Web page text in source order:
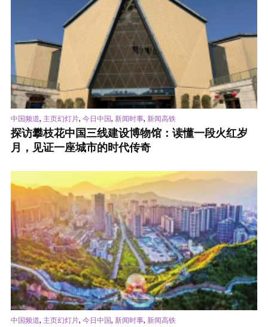
中国频道, 主页幻灯片, 今日中国, 新闻时事, 新闻高铁
探访攀枝花中国三线建设博物馆：读懂一段火红岁
月，见证一座城市的时代传奇
中国频道, 主页幻灯片, 今日中国, 新闻时事, 新闻高铁